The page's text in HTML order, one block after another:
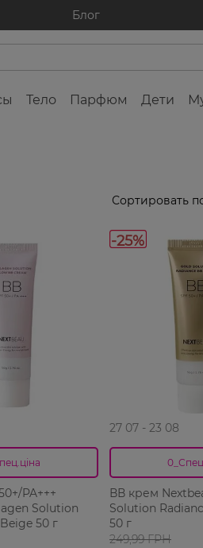
Блог
Тело Парфюм Дети
Сортировать
PA+++
Solution
50 г
-25%
27 07 - 23 08
ВВ крем
Solution
50 г
249,99 ГРН